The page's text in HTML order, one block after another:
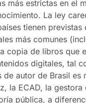
más estrictas en el
La ley
tienen previstas
más comunes
copia de libros que
digitales, tal
autor de Brasil es
la ECAD, la gestora
pública, a